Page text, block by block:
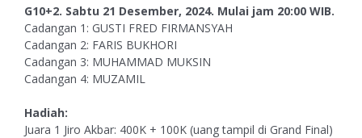
G10+2. Sabtu 21 Desember, 2024. Mulai jam 20:00 WIB.
Cadangan 1: GUSTI FRED FIRMANSYAH
Cadangan 2: FARIS BUKHORI
Cadangan 3: MUHAMMAD MUKSIN
Cadangan 4: MUZAMIL
Hadiah:
Juara 1 Jiro Akbar: 400K + 100K (uang tampil di Grand Final)